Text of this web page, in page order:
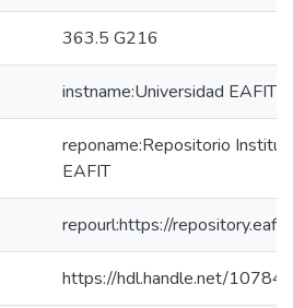
363.5 G216
instname:Universidad EAFIT
reponame:Repositorio
EAFIT
repourl:https://
https://hdl.handle.net/